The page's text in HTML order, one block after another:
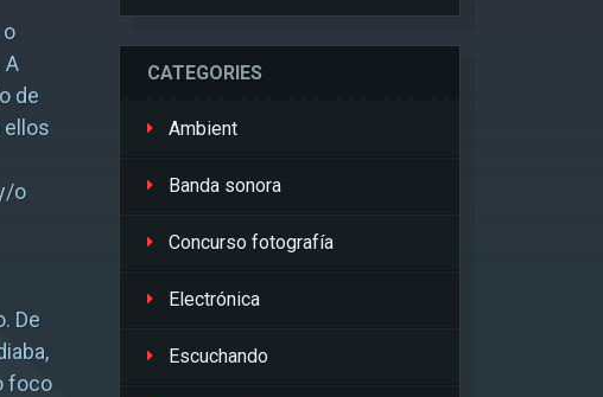
A
de
ellos
o
De
foco
CATEGORIES
Ambient
Banda sonora
Concurso fotografía
Electrónica
Escuchando